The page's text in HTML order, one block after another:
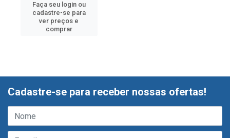
Faça seu login ou
cadastre-se para
ver preços e
comprar
Cadastre-se para receber nossas ofertas!